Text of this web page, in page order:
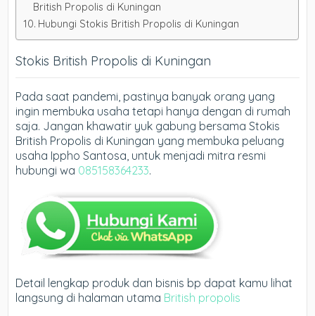
British Propolis di Kuningan
Hubungi Stokis British Propolis di Kuningan
Stokis British Propolis di Kuningan
Pada saat pandemi, pastinya banyak orang yang
ingin membuka usaha tetapi hanya dengan di rumah
saja. Jangan khawatir yuk gabung bersama Stokis
British Propolis di Kuningan yang membuka peluang
usaha Ippho Santosa, untuk menjadi mitra resmi
hubungi wa 085158364233.
Detail lengkap produk dan bisnis bp dapat kamu lihat
langsung di halaman utama British propolis